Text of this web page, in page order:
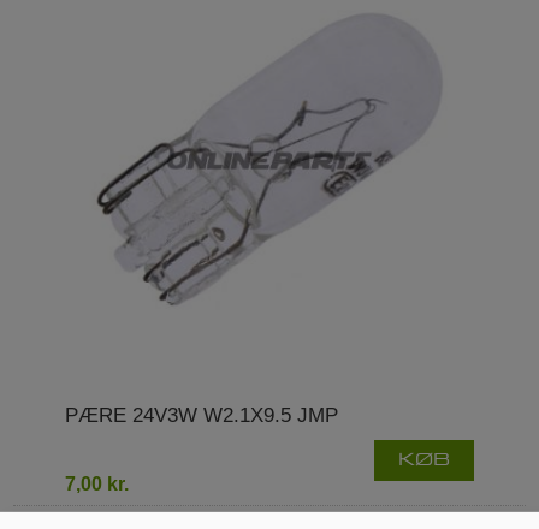
PÆRE 24V3W W2.1X9.5 JMP
7,00 kr.
KØB